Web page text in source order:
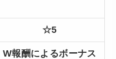
☆5
W報酬によるボーナス